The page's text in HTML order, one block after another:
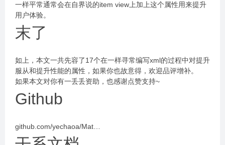
一样平常通常会在自界说的item view上加上这个属性用来提升
用户体验。
末了
如上，本文一共先容了17个在一样寻常编写xml的过程中对提升
服从和提升性能的属性，如果你也故意得，欢迎品评增补。
如果本文对你有一丢丢资助，也感谢点赞支持~
Github
github.com/yechaoa/Mat…